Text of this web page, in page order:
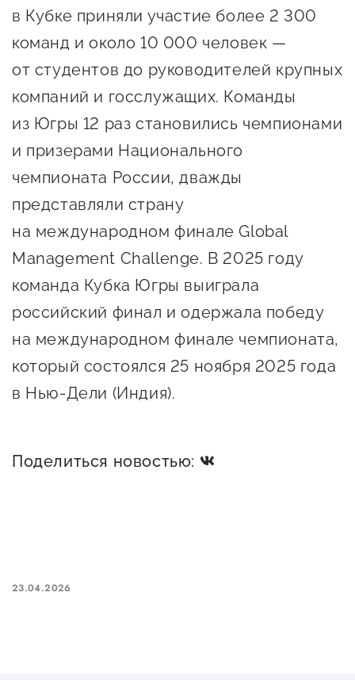
в Кубке приняли участие более 2 300
команд и около 10 000 человек —
от студентов до руководителей крупных
компаний и госслужащих. Команды
из Югры 12 раз становились чемпионами
и призерами Национального
чемпионата России, дважды
представляли страну
на международном финале Global
Management Challenge. В 2025 году
команда Кубка Югры выиграла
российский финал и одержала победу
на международном финале чемпионата,
который состоялся 25 ноября 2025 года
в Нью-Дели (Индия).
Поделиться новостью:
23.04.2026